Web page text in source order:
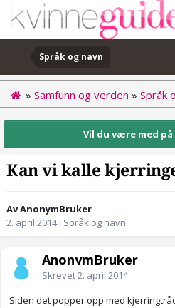
Språk og navn
» Samfunn og verden » Språk
Vil du være med
Kan vi kalle
Av AnonymBruker
2. april 2014i Språk og navn
AnonymBruker
Skrevet2. april 2014
Siden det popper opp med